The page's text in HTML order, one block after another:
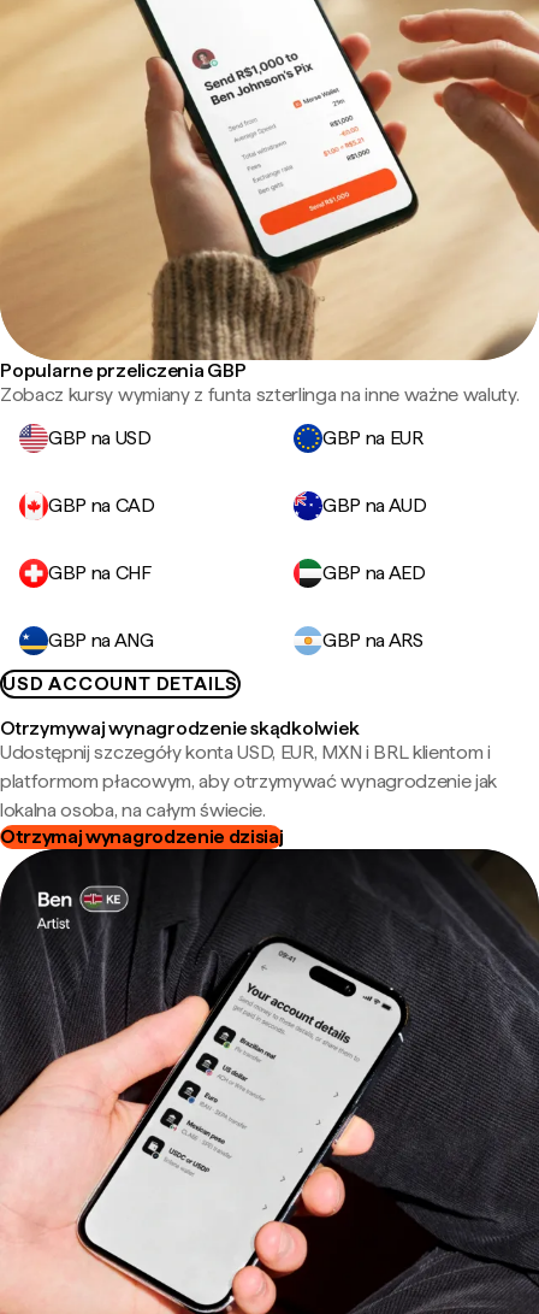
Popularne przeliczenia GBP
Zobacz kursy wymiany z funta szterlinga na inne ważne waluty.
GBP na USD
GBP na EUR
GBP na CAD GBP na AUD
GBP na CHF GBP na AED
GBP na ANG
GBP na ARS
USD ACCOUNT DETAILS
Otrzymywaj wynagrodzenie skądkolwiek
Udostępnij szczegóły konta USD, EUR, MXN i BRL klientom i
platformom płacowym, aby otrzymywać wynagrodzenie jak
lokalna osoba, na całym świecie.
Otrzymaj wynagrodzenie dzisiaj